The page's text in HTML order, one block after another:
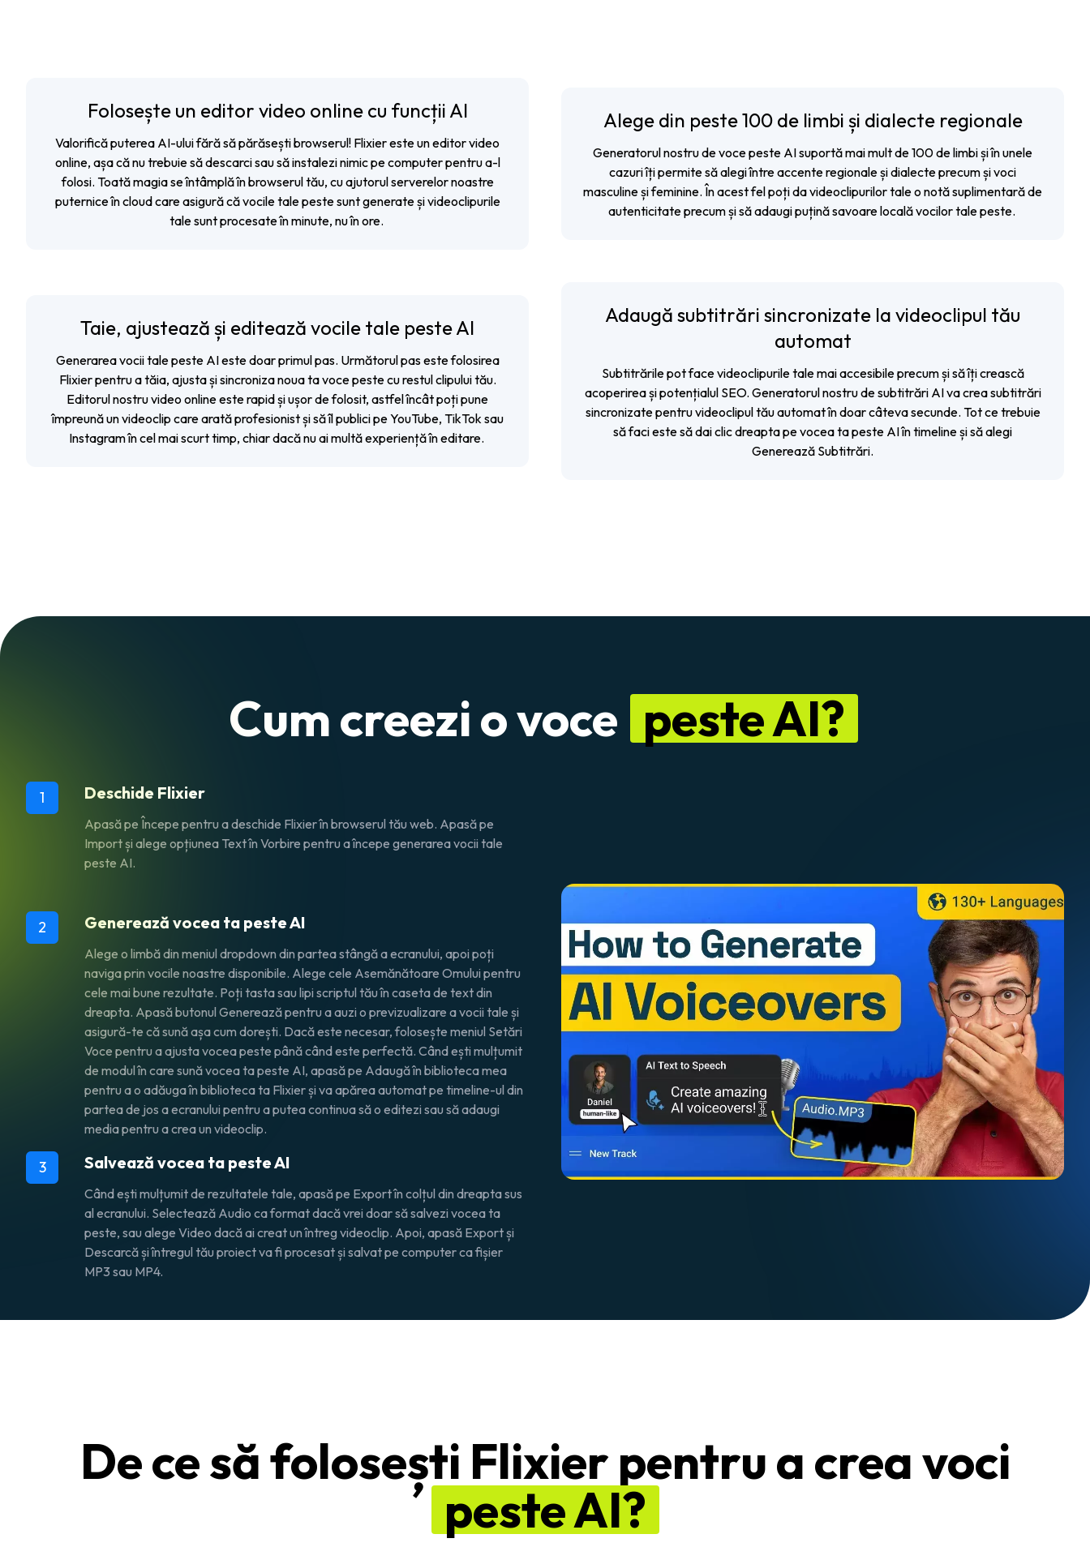
Folosește un editor video online cu funcții AI
Valorifică puterea AI-ului fără să părăsești browserul! Flixier este uneditor video
online, așa că nu trebuie să descarci sau să instalezi nimic pe computer pentru a-l
folosi. Toată magia se întâmplă în browserul tău, cu ajutorul serverelor noastre
puternice în cloud care asigură că vocile tale peste sunt generate și videoclipurile
tale sunt procesate în minute, nu în ore.
Alege din peste 100 de limbi și dialecte regionale
Generatorul nostru de voce peste AI suportă mai mult de 100 de limbi și în unele
cazuri îți permite să alegi între accente regionale și dialecte precum și voci
masculine și feminine. În acest fel poți da videoclipurilor tale o notă suplimentară de
autenticitate precum și să adaugi puțină savoare locală vocilor tale peste.
Taie, ajustează și editează vocile tale peste AI
Generarea vocii tale peste AI este doar primul pas. Următorul pas este folosirea
Flixier pentru a tăia, ajusta și sincroniza noua ta voce peste cu restul clipului tău.
Editorul nostru video online este rapid și ușor de folosit, astfel încât poți pune
împreună un videoclip care arată profesionist și să îl publici pe YouTube, TikTok sau
Instagram în cel mai scurt timp, chiar dacă nu ai multă experiență în editare.
Adaugă subtitrări sincronizate la videoclipul tău
automat
Subtitrările pot face videoclipurile tale mai accesibile precum și să îți crească
acoperirea și potențialul SEO. Generatorul nostru de subtitrăriAI va crea subtitrări
sincronizate pentru videoclipul tău automat în doar câteva secunde. Tot ce trebuie
să faci este să dai clic dreapta pe vocea ta peste AI în timeline și să alegi
Generează Subtitrări.
Cum creezi o voce peste AI?
1 Deschide Flixier
Apasă pe Începe pentru a deschide Flixier în browserul tău web. Apasă pe
Importși alege opțiunea Text în Vorbire pentru a începe generarea vocii tale
peste AI.
2 Generează vocea ta peste AI
Alege o limbă din meniul dropdown din partea stângă a ecranului, apoi poți
naviga prin vocile noastre disponibile. Alege cele Asemănătoare Omului pentru
cele mai bune rezultate. Poți tasta sau lipi scriptul tău în caseta de text din
dreapta. Apasă butonul Generează pentru a auzi o previzualizare a vocii tale și
asigură-te că sună așa cum dorești. Dacă este necesar, folosește meniul Setări
Voce pentru a ajusta vocea peste până când este perfectă. Când ești mulțumit
de modul în care sună vocea ta peste AI, apasă pe Adaugă în biblioteca mea
pentru a o adăuga în biblioteca ta Flixier și va apărea automat pe timeline-ul din
partea de jos a ecranului pentru a putea continua să o editezi sau să adaugi
media pentru a crea un videoclip.
3 Salvează vocea ta peste AI
Când ești mulțumit de rezultatele tale, apasă pe Exportîn colțul din dreapta sus
al ecranului. Selectează Audio ca format dacă vrei doar să salvezi vocea ta
peste, sau alege Video dacă ai creat un întreg videoclip. Apoi, apasă Export și
Descarcăși întregul tău proiect va fi procesat și salvat pe computer ca fișier
MP3 sau MP4.
De ce să folosești Flixier pentru a crea voci
peste AI?